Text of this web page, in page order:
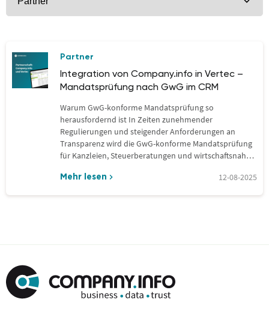
Partner
Integration von Company.info in Vertec –
Mandatsprüfung nach GwG im CRM
Warum GwG-konforme Mandatsprüfung so
herausfordernd ist In Zeiten zunehmender
Regulierungen und steigender Anforderungen an
Transparenz wird die GwG-konforme Mandatsprüfung
für Kanzleien, Steuerberatungen und wirtschaftsnahe
Mehr lesen 12-08-2025